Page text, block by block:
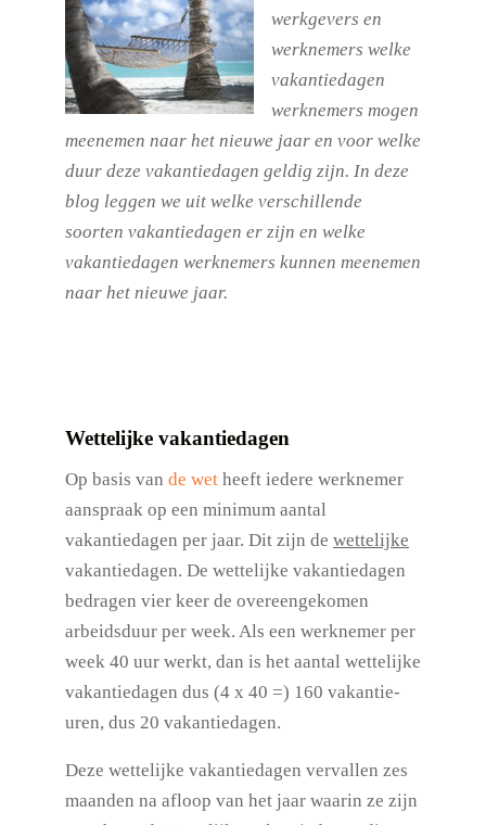
werkgevers en
werknemers welke
vakantiedagen
werknemers mogen
meenemen naar het nieuwe jaar en voor welke
duur deze vakantiedagen geldig zijn. In deze
blog leggen we uit welke verschillende
soorten vakantiedagen er zijn en welke
vakantiedagen werknemers kunnen meenemen
naar het nieuwe jaar.
Wettelijke vakantiedagen
Op basis van de wet heeft iedere werknemer
aanspraak op een minimum aantal
vakantiedagen per jaar. Dit zijn de wettelijke
vakantiedagen. De wettelijke vakantiedagen
bedragen vier keer de overeengekomen
arbeidsduur per week. Als een werknemer per
week 40 uur werkt, dan is het aantal wettelijke
vakantiedagen dus (4 x 40 =) 160 vakantie-
uren, dus 20 vakantiedagen.
Deze wettelijke vakantiedagen vervallen zes
maanden na afloop van het jaar waarin ze zijn